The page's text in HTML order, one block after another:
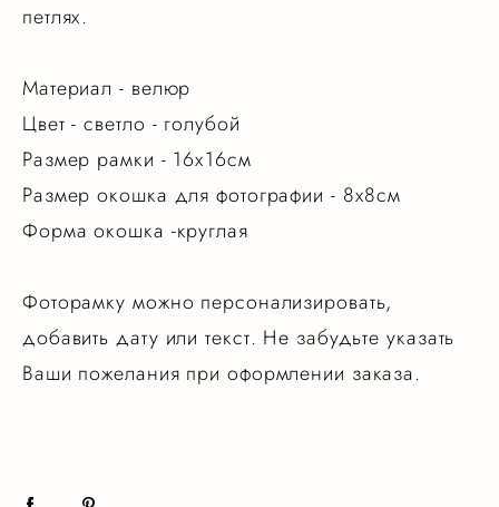
петлях.
Материал - велюр
Цвет - светло - голубой
Размер рамки - 16х16см
Размер окошка для фотографии - 8х8см
Форма окошка -круглая
Фоторамку можно персонализировать,
добавить дату или текст. Не забудьте указать
Ваши пожелания при оформлении заказа.